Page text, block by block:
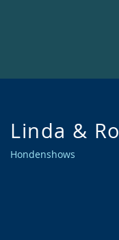
Linda &
Hondenshows